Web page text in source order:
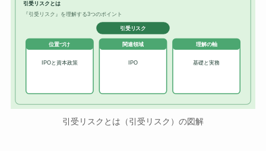
引受リスクとは
『引受リスク』を理解する3つのポイント
引受リスク
位置づけ
IPOと資本政策
関連領域
IPO
理解の軸
基礎と実務
引受リスクとは（引受リスク）の図解